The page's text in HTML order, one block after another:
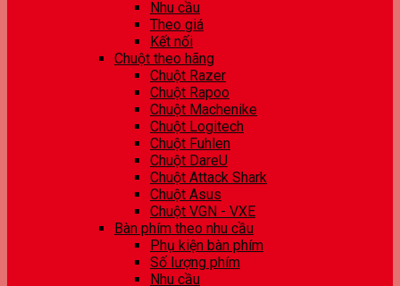
Nhu cầu
Theo giá
Kết nối
Chuột theo hãng
Chuột Razer
Chuột Rapoo
Chuột Machenike
Chuột Logitech
Chuột Fuhlen
Chuột DareU
Chuột Attack Shark
Chuột Asus
Chuột VGN - VXE
Bàn phím theo nhu cầu
Phụ kiện bàn phím
Số lượng phím
Nhu cầu